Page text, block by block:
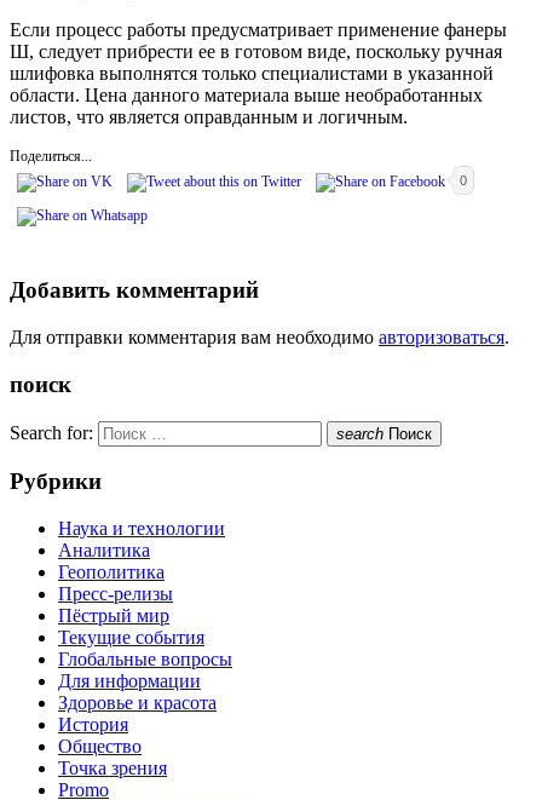
Если процесс работы предусматривает применение фанеры
Ш, следует прибрести ее в готовом виде, поскольку ручная
шлифовка выполнятся только специалистами в указанной
области. Цена данного материала выше необработанных
листов, что является оправданным и логичным.
Поделиться...
0
Добавить комментарий
Для отправки комментария вам необходимо авторизоваться.
поиск
Search for: search Поиск
Рубрики
Наука и технологии
Аналитика
Геополитика
Пресс-релизы
Пёстрый мир
Текущие события
Глобальные вопросы
Для информации
Здоровье и красота
История
Общество
Точка зрения
Promo